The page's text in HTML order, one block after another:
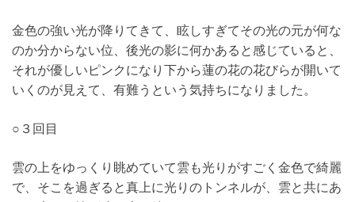
金色の強い光が降りてきて、眩しすぎてその光の元が何な
のか分からない位、後光の影に何かあると感じていると、
それが優しいピンクになり下から蓮の花の花びらが開いて
いくのが見えて、有難うという気持ちになりました。
○３回目
雲の上をゆっくり眺めていて雲も光りがすごく金色で綺麗
で、そこを過ぎると真上に光りのトンネルが、雲と共にあ